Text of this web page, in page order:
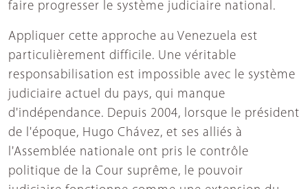
faire progresser le système judiciaire national.
Appliquer cette approche au Venezuela est
particulièrement difficile. Une véritable
responsabilisation est impossible avec le système
judiciaire actuel du pays, qui manque
d'indépendance. Depuis 2004, lorsque le président
de l'époque, Hugo Chávez, et ses alliés à
l'Assemblée nationale ont pris le contrôle
politique de la Cour suprême, le pouvoir